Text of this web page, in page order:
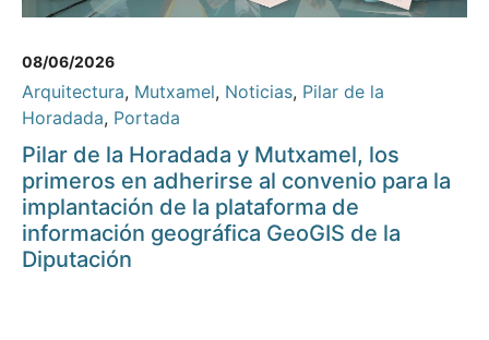
08/06/2026
Arquitectura, Mutxamel, Noticias, Pilar de la
Horadada, Portada
Pilar de la Horadada y Mutxamel, los
primeros en adherirse al convenio para la
implantación de la plataforma de
información geográfica GeoGIS de la
Diputación